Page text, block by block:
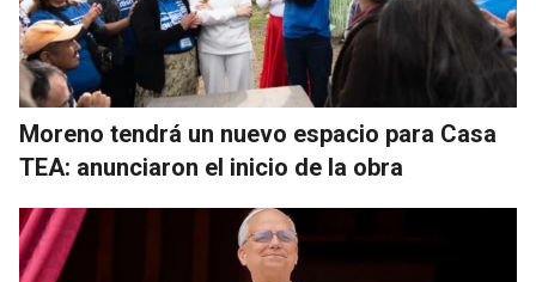
Moreno tendrá un nuevo espacio para Casa
TEA: anunciaron el inicio de la obra